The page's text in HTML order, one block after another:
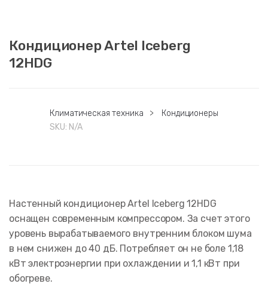
Кондиционер Artel Iceberg
12HDG
Климатическая техника >
Кондиционеры
SKU: N/A
Настенный кондиционер Artel Iceberg 12HDG
оснащен современным компрессором. За счет этого
уровень вырабатываемого внутренним блоком шума
в нем снижен до 40 дБ. Потребляет он не боле 1,18
кВт электроэнергии при охлаждении и 1,1 кВт при
обогреве.